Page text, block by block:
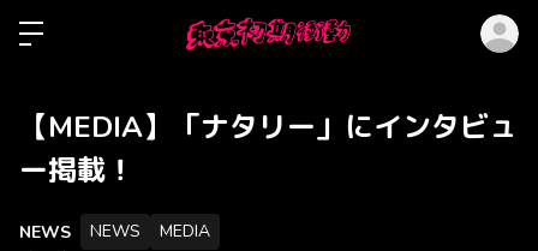
【MEDIA】「ナタリー」にインタビュ
ー掲載！
NEWS NEWS
MEDIA